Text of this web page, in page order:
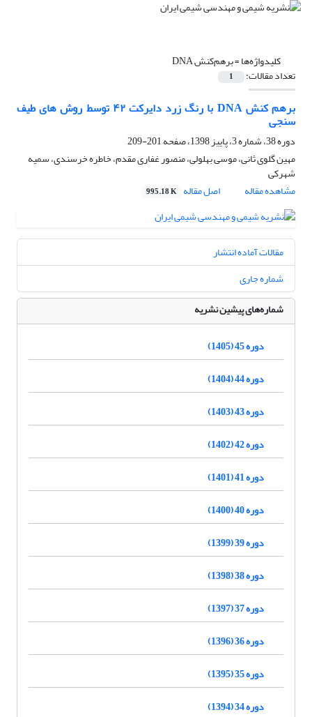
کلیدواژه‌ها =برهم‌کنش DNA
تعداد مقالات: 1
برهم کنش DNA با رنگ زرد دایرکت ۴۲ توسط روش های طیف
سنجی
دوره 38، شماره 3، پاییز 1398، صفحه
201-209
مهین گلوی ثانی، موسی بهلولی، منصور غفاری مقدم، خاطره خرسندی، سمیه
شهرکی
مشاهده مقاله
اصل مقاله 995.18 K
مقالات آماده انتشار
شماره جاری
شماره‌های پیشین نشریه
دوره 45 (1405)
دوره 44 (1404)
دوره 43 (1403)
دوره 42 (1402)
دوره 41 (1401)
دوره 40 (1400)
دوره 39 (1399)
دوره 38 (1398)
دوره 37 (1397)
دوره 36 (1396)
دوره 35 (1395)
دوره 34 (1394)